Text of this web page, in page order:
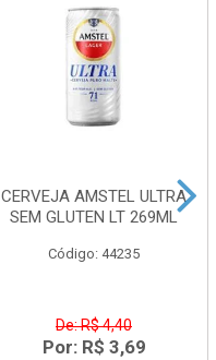
CERVEJA AMSTEL ULTRA
SEM GLUTEN LT 269ML
Código: 44235
De: R$ 4,40
Por: R$ 3,69